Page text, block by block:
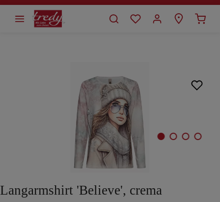
springen
Langarmshirt 'Believe', crema